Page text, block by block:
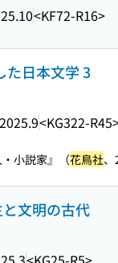
<KF72-R16>
た日本文学 3
2025.9<KG322-
小説家』（花鳥社
文明の古代